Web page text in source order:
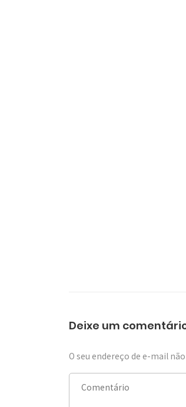
Deixe um
O seu endereço de e-mail